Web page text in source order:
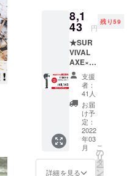
喜んでもら
えるような
商品の発
掘、開発に
常に努めて
います。
8,1
43 円
残り59
★SUR
VIVAL
AXE×１
★【ma
chi-ya
限定価
格】
¥8,143(
税込・
送料無
----------
一般販
売予定
支援
者：
41人
お届
け予
定：
2022
年03
月
詳細を見る
こ
の
リ
タ
ー
ン